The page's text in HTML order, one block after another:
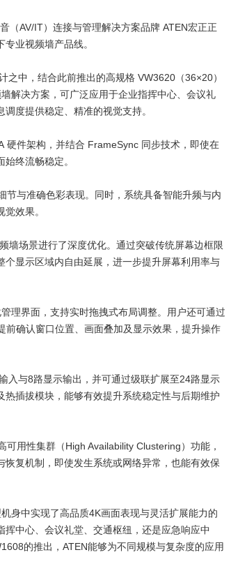
（AV/IT）连接与管理解决方案品牌 ATEN宏正正
业视频墙产品线。
之中，结合此前推出的高规格 VW3620 （36×20）
解决方案，可广泛应用于企业指挥中心、会议礼
度提供稳定、精准的视觉支持。
硬件架构，并结合 FrameSync 同步技术，即使在
终流畅稳定。
节与准确色彩表现。同时，系统具备智能升频与内
效果。
墙场景进行了深度优化。通过突破传统屏幕边框限
显示区域内自由延展，进一步提升屏幕利用率与
管理界面，支持实时拖拽式布局调整。用户还可通过
前确认窗口位置、画面叠加及显示效果，提升操作
入与8路显示输出，并可通过级联扩展至24路显示
插拔模块，能够有效提升系统稳定性与后期维护
可用性集群（High Availability Clustering）功能，
复机制，即使发生系统或网络异常，也能有效保
身中实现了高品质4K画面表现与灵活扩展能力的
中心、会议礼堂、交通枢纽，还是应急响应中
的推出， ATEN能够为不同规模与复杂度的应用